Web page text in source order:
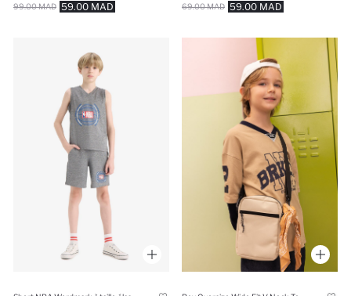
59.00 MAD
99.00 MAD 59.00 MAD
69.00 MAD